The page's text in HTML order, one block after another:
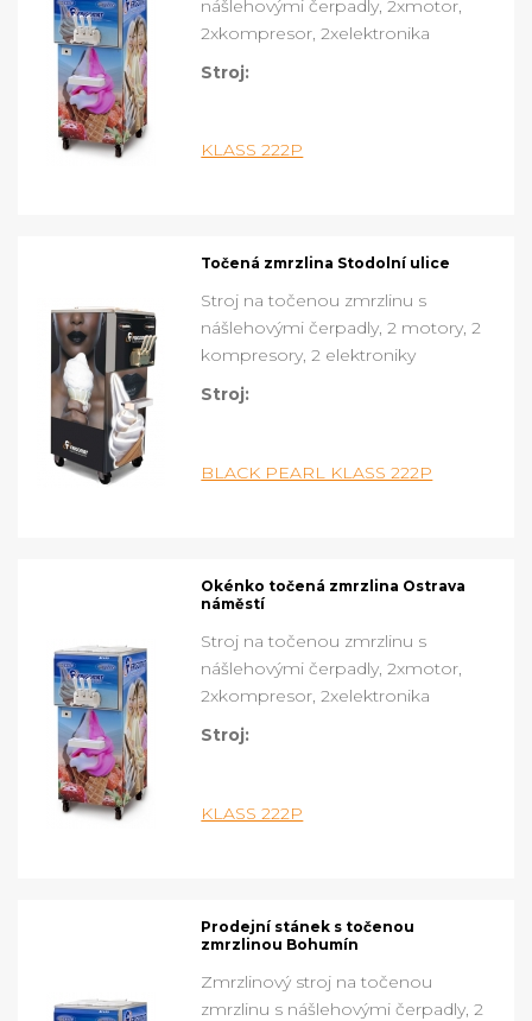
nášlehovými čerpadly, 2xmotor,
2xkompresor, 2xelektronika
Stroj:
KLASS 222P
Točená zmrzlina Stodolní ulice
Stroj na točenou zmrzlinu s
nášlehovými čerpadly, 2 motory, 2
kompresory, 2 elektroniky
Stroj:
BLACK PEARL KLASS 222P
Okénko točená zmrzlina Ostrava
náměstí
Stroj na točenou zmrzlinu s
nášlehovými čerpadly, 2xmotor,
2xkompresor, 2xelektronika
Stroj:
KLASS 222P
Prodejní stánek s točenou
zmrzlinou Bohumín
Zmrzlinový stroj na točenou
zmrzlinu s nášlehovými čerpadly, 2